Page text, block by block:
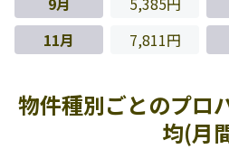
11月
7,811円
物件種別ごとのプロ
均(月